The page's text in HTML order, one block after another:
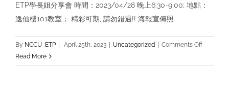
錄
ETP學長姐分享會 時間：2023/04/28 晚上6:30-9:00; 地點：
逸仙樓101教室； 精彩可期, 請勿錯過!! 海報宣傳照
By NCCU_ETP April 25th, 2023 Uncategorized Comments Offon
學
Read More